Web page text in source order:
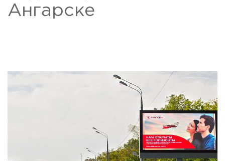
Ангарске